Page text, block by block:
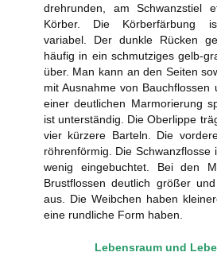
drehrunden, am Schwanzstiel
Körber. Die Körberfärbung
variabel. Der dunkle Rücken
häufig in ein schmutziges gelb-
über. Man kann an den Seiten
mit Ausnahme von Bauchflossen
einer deutlichen Marmorierung
ist unterständig. Die Oberlippe
vier kürzere Barteln. Die
röhrenförmig. Die
wenig eingebuchtet. Bei den
Brustflossen deutlich größer
aus. Die Weibchen haben
eine rundliche Form haben.
Lebensraum und